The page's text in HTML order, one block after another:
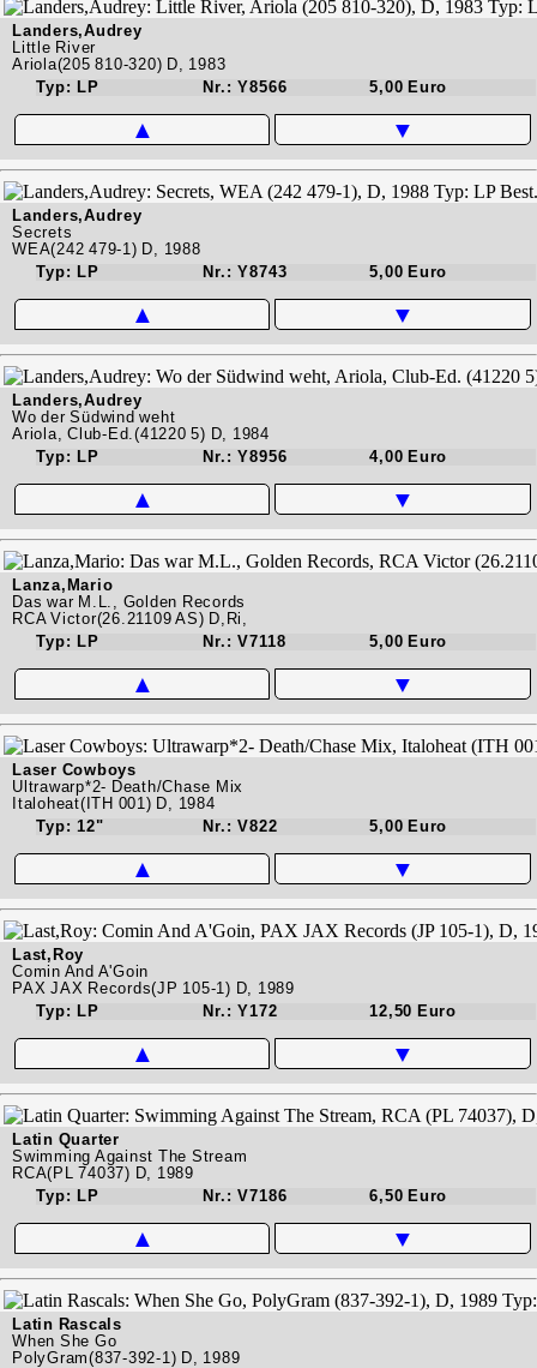
Landers,Audrey
Little River
Ariola(205 810-320) D, 1983
Typ: LP
Nr.: Y8566 5,00 Euro
▲ ▼
Landers,Audrey
Secrets
WEA(242 479-1) D, 1988
Typ: LP
Nr.: Y8743 5,00 Euro
▲ ▼
Landers,Audrey
Wo der Südwind weht
Ariola, Club-Ed.(41220 5) D, 1984
Typ: LP
Nr.: Y8956 4,00 Euro
▲ ▼
Lanza,Mario
Das war M.L., Golden Records
RCA Victor(26.21109 AS) D,Ri,
Typ: LP
Nr.: V7118 5,00 Euro
▲ ▼
Laser Cowboys
Ultrawarp*2- Death/Chase Mix
Italoheat(ITH 001) D, 1984
Typ: 12"
Nr.: V822 5,00 Euro
▲ ▼
Last,Roy
Comin And A'Goin
PAX JAX Records(JP 105-1) D, 1989
Typ: LP
Nr.: Y172 12,50 Euro
▲ ▼
Latin Quarter
Swimming Against The Stream
RCA(PL 74037) D, 1989
Typ: LP
Nr.: V7186 6,50 Euro
▲ ▼
Latin Rascals
When She Go
PolyGram(837-392-1) D, 1989